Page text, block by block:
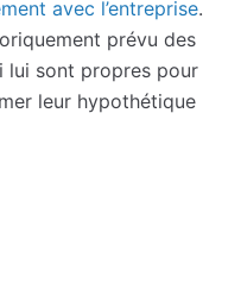
avec l’entreprise.
prévu des
lui sont propres pour
leur hypothétique